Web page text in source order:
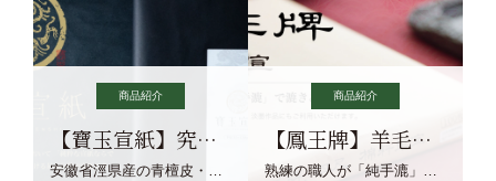
商品紹介
【寶玉宣紙】究極の純粋な宣紙を目指す寶玉宣紙
安徽省涇県産の青檀皮・砂田稲藁・清らかな渓流水、熟練手漉き職人の卓越した手漉技術による最高級の純宣紙です。
商品紹介
【鳳王牌】羊毛筆×濃墨での揮毫に最適な宣紙系画仙紙
熟練の職人が「純手漉」で漉きあげる書画紙。宣紙を好まれるお客様向けの棉料単宣に漉きあげました。